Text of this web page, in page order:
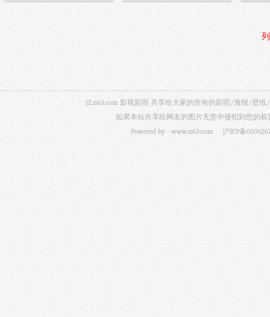
JZ.n63.com 影视剧照 共享给大家的所有的剧照/海报/壁
如果本站共享给网友的图片无意中侵犯到您的
Powered by - www.n63.com 沪ICP备